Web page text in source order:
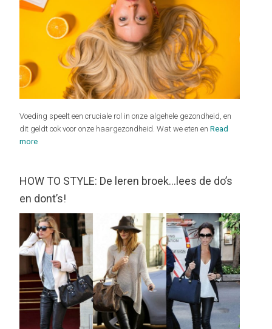
Voeding speelt een cruciale rol in onze algehele gezondheid, en
dit geldt ook voor onze haargezondheid. Wat we eten enRead
more
HOW TO STYLE: De leren broek…lees de do’s
en dont’s!